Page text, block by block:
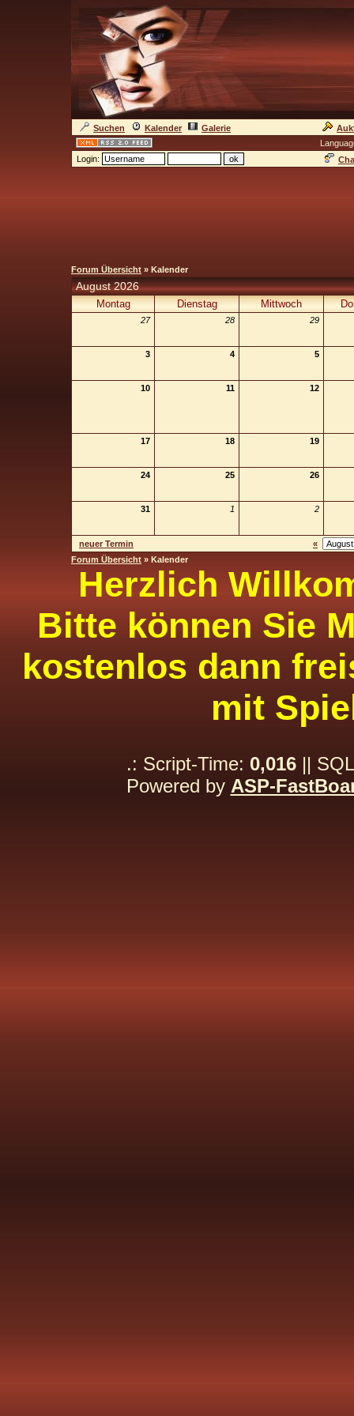
Suchen Kalender Galerie
Login:
Forum Übersicht » Kalender
August 2026
Montag Dienstag Mittwoch
27 28 29
3 4 5
10 11 12
17 18 19
24 25 26
31 1 2
neuer Termin
«
Forum Übersicht » Kalender
Herzlich
Bitte können Sie
kostenlos dann
mit
.: Script-Time: 0,016||
Powered by ASP-